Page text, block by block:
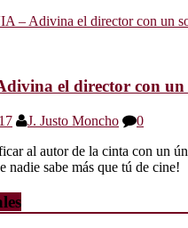
el director con un
J. Justo Moncho
0
al autor de la cinta con un
nadie sabe más que tú de cine!